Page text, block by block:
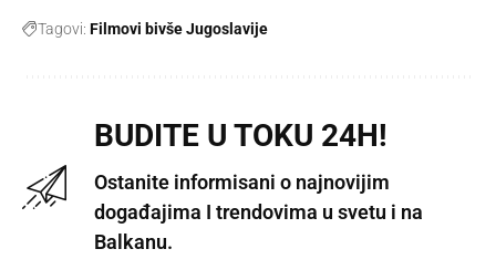
Tagovi: Filmovi bivše Jugoslavije
BUDITE U TOKU 24H!
Ostanite informisani o najnovijim
događajima I trendovima u svetu i na
Balkanu.